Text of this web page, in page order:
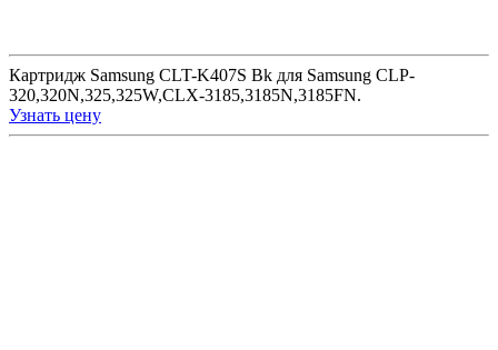
Картридж Samsung CLT-K407S Bk для Samsung CLP-
320,320N,325,325W,CLX-3185,3185N,3185FN.
Узнать цену